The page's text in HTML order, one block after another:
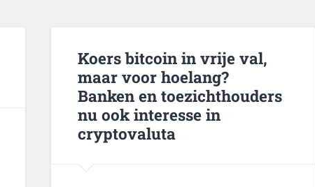
Koers bitcoin in vrije val,
maar voor hoelang?
Banken en toezichthouders
nu ook interesse in
cryptovaluta